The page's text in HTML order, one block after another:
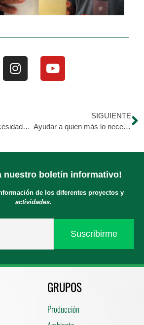
Son grandes las necesidades de salud en Venezuela
SIGUIENTE
Ayudar a quien más lo necesita es nuestra labor y más que una labor es una gran oportunidad de abrir nuestros corazones por el bien de los demás.
nuestro boletín informativo!
de los diferentes proyectos y
actividades.
GRUPOS
Producción